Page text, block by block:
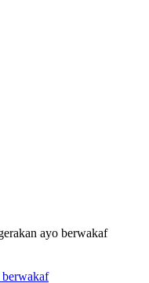
ayo berwakaf